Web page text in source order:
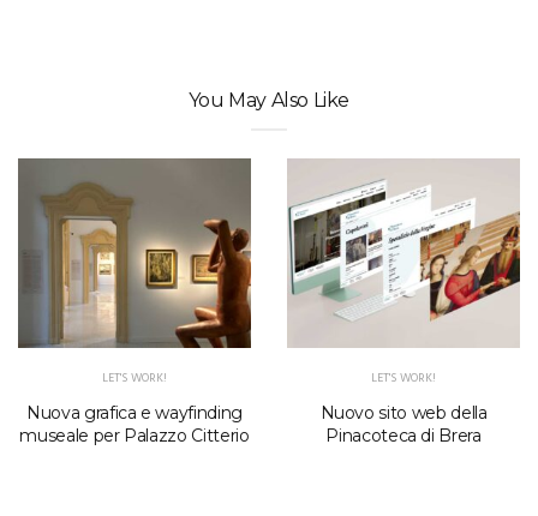
You May Also Like
LET'S WORK!
Nuova grafica e wayfinding
museale per Palazzo Citterio
LET'S WORK!
Nuovo sito web della
Pinacoteca di Brera